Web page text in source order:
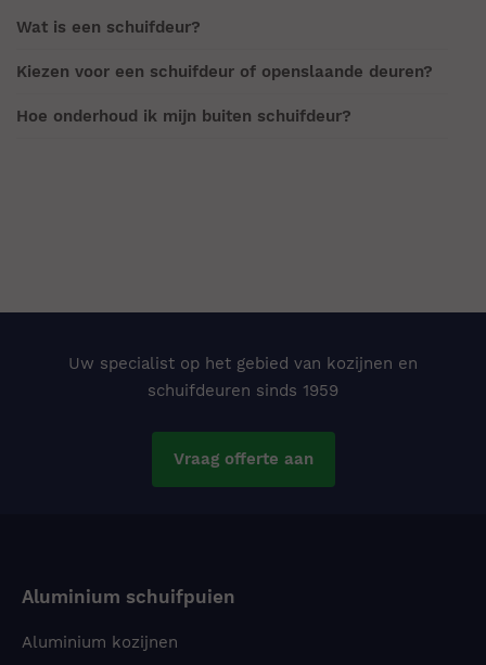
Wat is een schuifdeur?
Kiezen voor een schuifdeur of openslaande deuren?
Hoe onderhoud ik mijn buiten schuifdeur?
Uw specialist op het gebied van kozijnen en
schuifdeuren sinds 1959
Vraag offerte aan
Aluminium schuifpuien
Aluminium kozijnen